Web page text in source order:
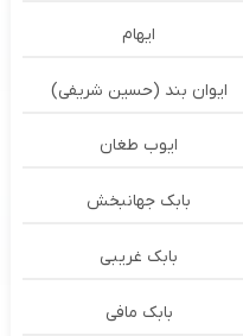
ایهام
ایوان بند (حسین شریفی)
ایوب طغان
بابک جهانبخش
بابک غریبی
بابک مافی